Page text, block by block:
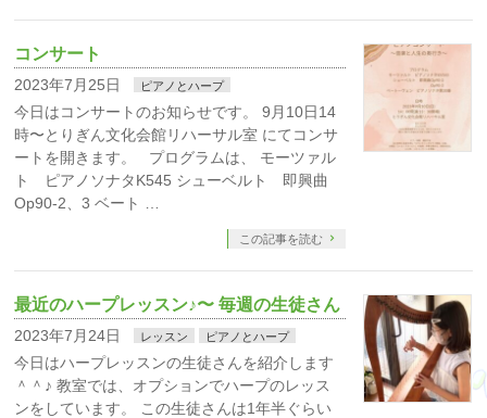
コンサート
2023年7月25日 ピアノとハープ
今日はコンサートのお知らせです。 9月10日14
時〜とりぎん文化会館リハーサル室 にてコンサ
ートを開きます。 プログラムは、 モーツァル
ト ピアノソナタK545 シューベルト 即興曲
Op90-2、3 ベート …
この記事を読む
最近のハープレッスン♪〜 毎週の生徒さん
2023年7月24日 レッスン ピアノとハープ
今日はハープレッスンの生徒さんを紹介します
＾＾♪ 教室では、オプションでハープのレッス
ンをしています。 この生徒さんは1年半ぐらい